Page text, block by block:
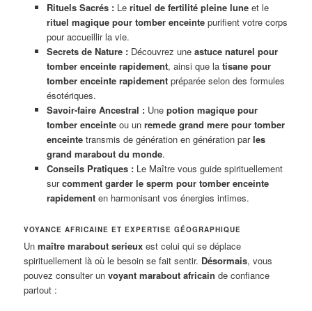
Rituels Sacrés :Le rituel de fertilité pleine luneet le
rituel magique pour tomber enceintepurifient votre corps
pour accueillir la vie.
Secrets de Nature :Découvrez une astuce naturel pour
tomber enceinte rapidement, ainsi que la tisane pour
tomber enceinte rapidementpréparée selon des formules
ésotériques.
Savoir-faire Ancestral :Une potion magique pour
tomber enceinteou un remede grand mere pour tomber
enceintetransmis de génération en génération parles
grand marabout du monde.
Conseils Pratiques :Le Maître vous guide spirituellement
surcomment garder le sperm pour tomber enceinte
rapidementen harmonisant vos énergies intimes.
VOYANCE AFRICAINE ET EXPERTISE GÉOGRAPHIQUE
Unmaître marabout serieux est celui qui se déplace
spirituellement là où le besoin se fait sentir. Désormais, vous
pouvez consulter unvoyant marabout africain de confiance
partout :